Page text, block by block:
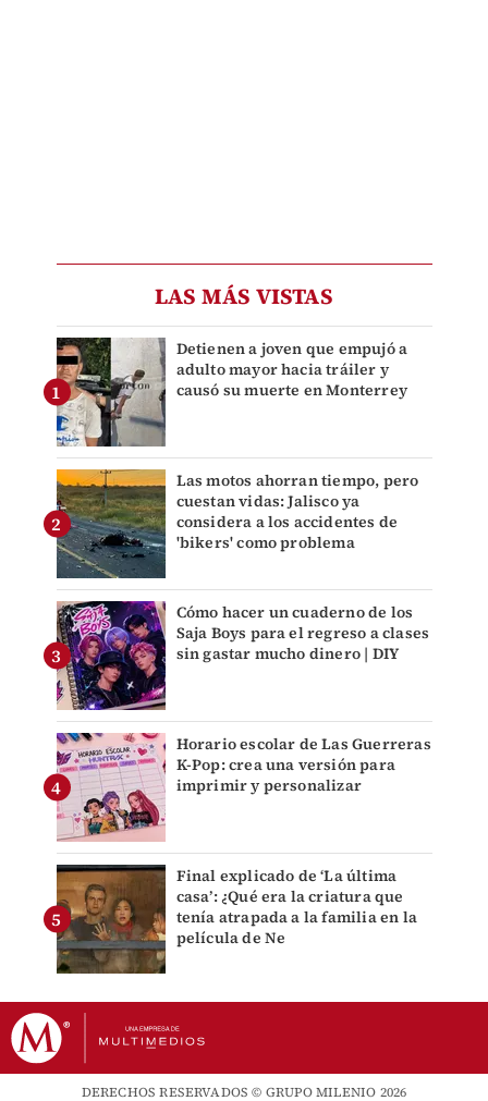
LAS MÁS VISTAS
Detienen a joven que empujó a
adulto mayor hacia tráiler y
causó su muerte en Monterrey
Las motos ahorran tiempo, pero
cuestan vidas: Jalisco ya
considera a los accidentes de
'bikers' como problema
Cómo hacer un cuaderno de los
Saja Boys para el regreso a clases
sin gastar mucho dinero | DIY
Horario escolar de Las Guerreras
K-Pop: crea una versión para
imprimir y personalizar
Final explicado de ‘La última
casa’: ¿Qué era la criatura que
tenía atrapada a la familia en la
película de Ne
DERECHOS RESERVADOS © GRUPO MILENIO 2026